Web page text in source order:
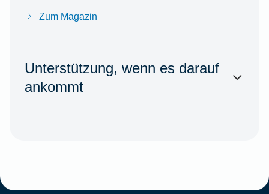
Zum Magazin
Unterstützung, wenn es darauf
ankommt